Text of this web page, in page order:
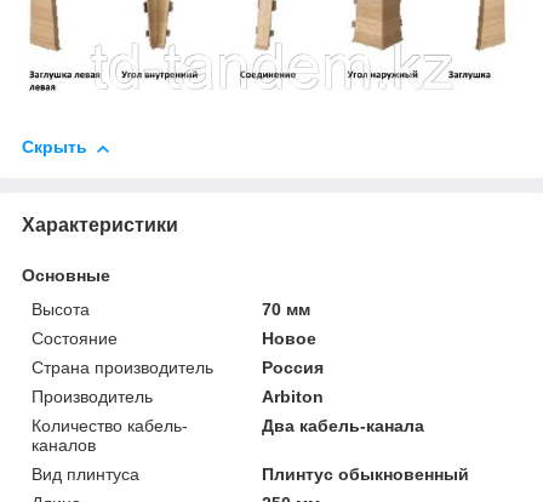
Скрыть
Характеристики
Основные
Высота
70 мм
Состояние
Новое
Страна производитель
Россия
Производитель
Arbiton
Количество кабель-
каналов
Два кабель-канала
Вид плинтуса
Плинтус обыкновенный